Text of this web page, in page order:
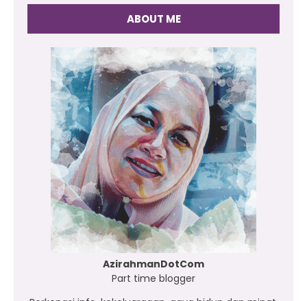
ABOUT ME
AzirahmanDotCom
Part time blogger